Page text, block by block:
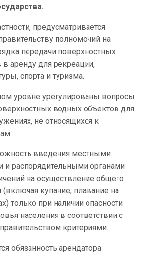
предусматривается
полномочий на
передачи поверхностных
аренду для рекреации,
спорта и туризма.
уровне урегулированы вопросы
водных объектов для
не относящихся к
введения местными
и распорядительными органами
на осуществление общего
(включая купание, плавание на
только при наличии опасности
населения в соответствии с
критериями.
обязанность арендатора